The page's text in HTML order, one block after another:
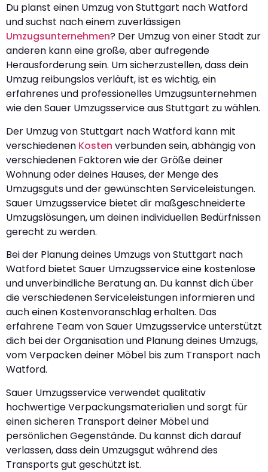
Du planst einen Umzug von Stuttgart nach Watford
und suchst nach einem zuverlässigen
Umzugsunternehmen? Der Umzug von einer Stadt zur
anderen kann eine große, aber aufregende
Herausforderung sein. Um sicherzustellen, dass dein
Umzug reibungslos verläuft, ist es wichtig, ein
erfahrenes und professionelles Umzugsunternehmen
wie den Sauer Umzugsservice aus Stuttgart zu wählen.
Der Umzug von Stuttgart nach Watford kann mit
verschiedenen Kosten verbunden sein, abhängig von
verschiedenen Faktoren wie der Größe deiner
Wohnung oder deines Hauses, der Menge des
Umzugsguts und der gewünschten Serviceleistungen.
Sauer Umzugsservice bietet dir maßgeschneiderte
Umzugslösungen, um deinen individuellen Bedürfnissen
gerecht zu werden.
Bei der Planung deines Umzugs von Stuttgart nach
Watford bietet Sauer Umzugsservice eine kostenlose
und unverbindliche Beratung an. Du kannst dich über
die verschiedenen Serviceleistungen informieren und
auch einen Kostenvoranschlag erhalten. Das
erfahrene Team von Sauer Umzugsservice unterstützt
dich bei der Organisation und Planung deines Umzugs,
vom Verpacken deiner Möbel bis zum Transport nach
Watford.
Sauer Umzugsservice verwendet qualitativ
hochwertige Verpackungsmaterialien und sorgt für
einen sicheren Transport deiner Möbel und
persönlichen Gegenstände. Du kannst dich darauf
verlassen, dass dein Umzugsgut während des
Transports gut geschützt ist.